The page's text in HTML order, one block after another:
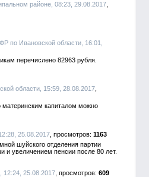
районе, 08:23, 29.08.2017
по Ивановской области, 16:01,
перечислено 82963 рубля.
области, 15:59, 28.08.2017
материнским капиталом можно
25.08.2017
1163
шуйского отделения партии
и увеличением пенсии после 80 лет.
12:24, 25.08.2017
609